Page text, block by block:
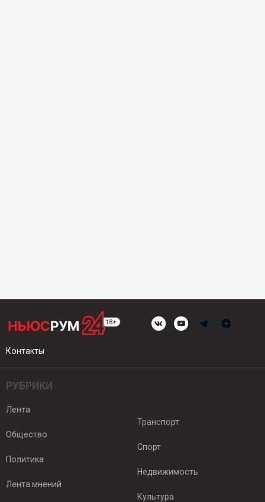
Контакты
РУБРИКИ
Лента
Общество
Политика
Лента мнений
Транспорт
Спорт
Недвижимость
Культура